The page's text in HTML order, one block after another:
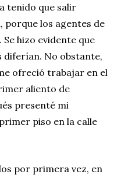
tenido que salir
porque los agentes de
hizo evidente que
diferían. No obstante,
ofreció trabajar en el
aliento de
presenté mi
piso en la calle
por primera vez, en